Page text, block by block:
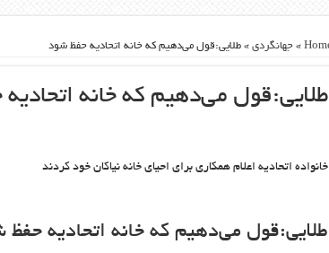
» جهانگردی » طلایی:قول می‌دهیم که خانه اتحادیه حفظ شود
طلایی:قول می‌دهیم که خانه
خانواده اتحادیه اعلام همکاری برای احیای خانه نیاکان خود کردند
طلایی:قول می‌دهیم که خانه اتحادیه حفظ